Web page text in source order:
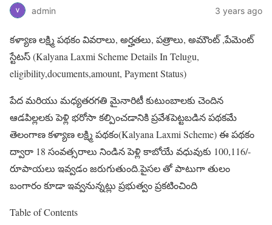
admin 3 years ago
కళ్యాణ లక్ష్మి పథకం వివరాలు, అర్హతలు, పత్రాలు, అమౌంట్ ,పేమెంట్
స్టేటస్ (Kalyana Laxmi Scheme Details In Telugu,
eligibility,documents,amount, Payment Status)
పేద మరియు మధ్యతరగతి మైనారిటీ కుటుంబాలకు చెందిన
ఆడపిల్లలకు పెళ్లి భరోసా కల్పించడానికి ప్రవేశపెట్టబడిన పథకమే
తెలంగాణ కళ్యాణ లక్ష్మి పథకం(Kalyana Laxmi Scheme) ఈ పథకం
ద్వారా 18 సంవత్సరాలు నిండిన పెళ్లి కాబోయే వధువుకు 100,116/-
రూపాయలు ఇవ్వడం జరుగుతుంది.పైసల తో పాటుగా తులం
బంగారం కూడా ఇవ్వనున్నట్లు ప్రభుత్వం ప్రకటించింది
Table of Contents